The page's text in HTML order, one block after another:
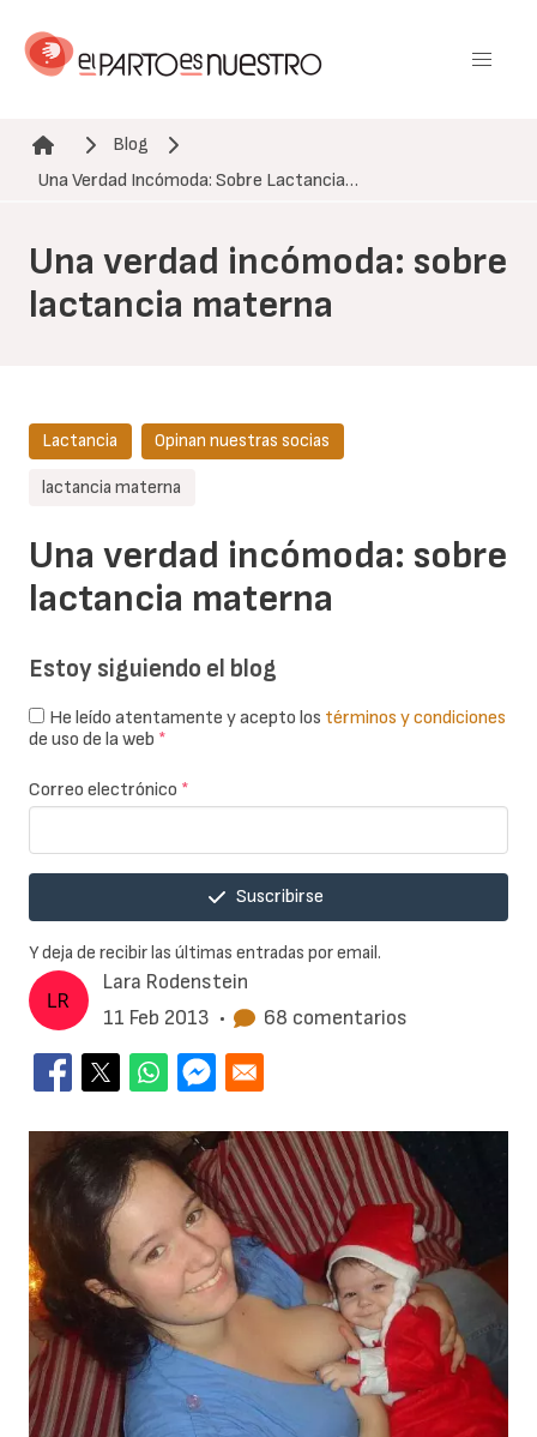
contenido
Ruta de navegación
Blog
Una Verdad Incómoda: Sobre Lactancia…
Una verdad incómoda: sobre
lactancia materna
Lara Rodenstein
11 Feb 2013 • 68 comentarios
Una verdad incómoda: sobre
lactancia materna
Lactancia Opinan nuestras socias
lactancia materna
Estoy siguiendo el blog
He leído atentamente y acepto los términos y condiciones
de uso de la web *
Correo electrónico *
Suscribirse
Y deja de recibir las últimas entradas por email.